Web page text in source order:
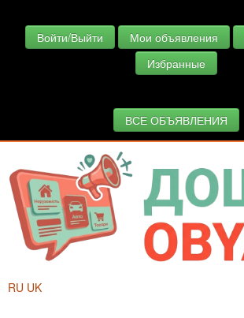
Войти/Выйти Мои объявления
Избранные
ВСЕ ОБЪЯВЛЕНИЯ
RU UK